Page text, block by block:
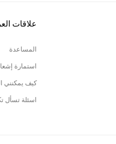
علاقات
المساعدة
استمارة
كيف يمكنني
اسئلة تسأل